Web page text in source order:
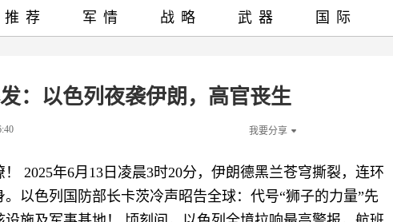
：以色列夜袭伊朗，高官丧生
我要分享
2025年6月13日凌晨3时20分，伊朗德黑兰苍穹撕裂，连环
以色列国防部长卡茨冷声昭告全球：代号“狮子的力量”先
推荐 军情 战略 武器 国际